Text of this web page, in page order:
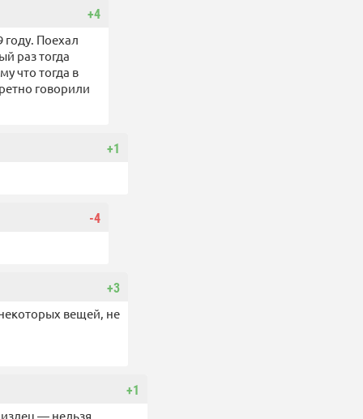
+4
Поехал
раз тогда
что тогда в
говорили
+1
-4
+3
вещей, не
+1
— нельзя.